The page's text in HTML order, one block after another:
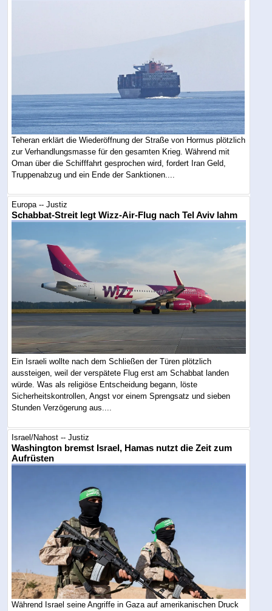
Teheran erklärt die Wiederöffnung der Straße von Hormus plötzlich
zur Verhandlungsmasse für den gesamten Krieg. Während mit
Oman über die Schifffahrt gesprochen wird, fordert Iran Geld,
Truppenabzug und ein Ende der Sanktionen....
Europa -- Justiz
Schabbat-Streit legt Wizz-Air-Flug nach Tel Aviv lahm
Ein Israeli wollte nach dem Schließen der Türen plötzlich
aussteigen, weil der verspätete Flug erst am Schabbat landen
würde. Was als religiöse Entscheidung begann, löste
Sicherheitskontrollen, Angst vor einem Sprengsatz und sieben
Stunden Verzögerung aus....
Israel/Nahost -- Justiz
Washington bremst Israel, Hamas nutzt die Zeit zum
Aufrüsten
Während Israel seine Angriffe in Gaza auf amerikanischen Druck